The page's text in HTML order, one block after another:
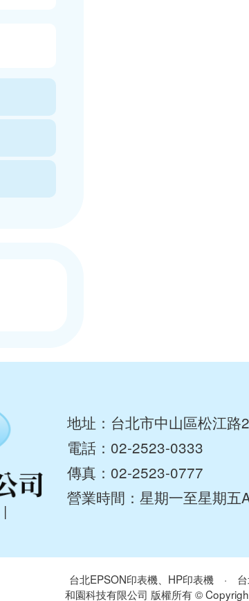
|
地址：台北市中山區松江路
電話： 02-2523-0333
傳真：02-2523-0777
營業時間：星期一至星期五
台北EPSON印表機、HP印表機·
和園科技有限公司 版權所有 ©